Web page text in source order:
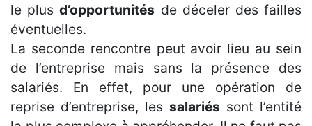
le plusd’opportunités de déceler des failles
éventuelles.
La seconde rencontre peut avoir lieu au sein
de l’entreprise mais sans la présence des
salariés. En effet, pour une opération de
reprise d’entreprise, les salariés sont l’entité